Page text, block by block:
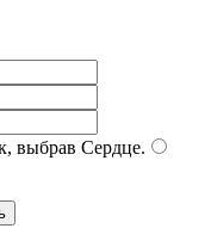
выбрав Сердце.